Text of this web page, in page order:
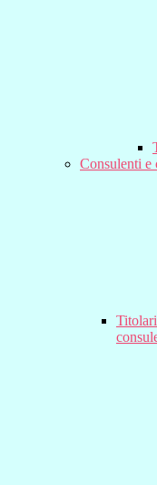
Consulenti e